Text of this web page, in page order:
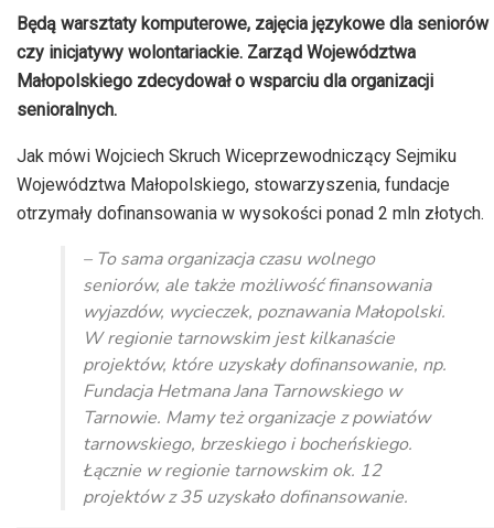
Będą warsztaty komputerowe, zajęcia językowe dla seniorów
czy inicjatywy wolontariackie. Zarząd Województwa
Małopolskiego zdecydował o wsparciu dla organizacji
senioralnych.
Jak mówi Wojciech Skruch Wiceprzewodniczący Sejmiku
Województwa Małopolskiego, stowarzyszenia, fundacje
otrzymały dofinansowania w wysokości ponad 2 mln złotych.
– To sama organizacja czasu wolnego
seniorów, ale także możliwość finansowania
wyjazdów, wycieczek, poznawania Małopolski.
W regionie tarnowskim jest kilkanaście
projektów, które uzyskały dofinansowanie, np.
Fundacja Hetmana Jana Tarnowskiego w
Tarnowie. Mamy też organizacje z powiatów
tarnowskiego, brzeskiego i bocheńskiego.
Łącznie w regionie tarnowskim ok. 12
projektów z 35 uzyskało dofinansowanie.